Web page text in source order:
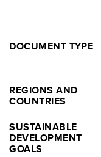
DOCUMENT TYPE
REGIONS AND
COUNTRIES
SUSTAINABLE
DEVELOPMENT
GOALS